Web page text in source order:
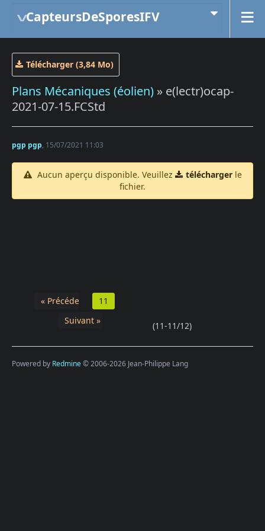
CapteursDeSporesIFV
Télécharger (3,84 Mo)
Plans Mécaniques (éolien) » e(lectr)ocap-
2021-07-15.FCStd
pgp pgp, 15/07/2021 11:03
Aucun aperçu disponible. Veuillez téléchargerle
fichier.
« Précédent
11
Suivant »
(11-11/12)
Powered by Redmine© 2006-2026 Jean-Philippe Lang